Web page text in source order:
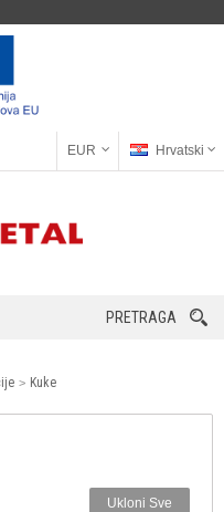
EUR Hrvatski
PRETRAGA
Kuke
Ukloni Sve